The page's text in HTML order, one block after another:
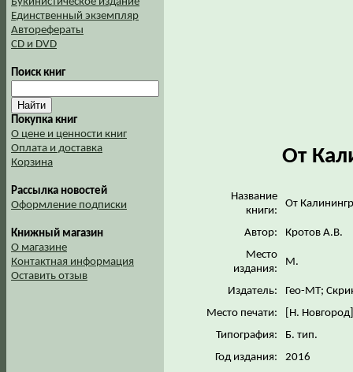
Единственный экземпляр
Авторефераты
CD и DVD
Поиск книг
Покупка книг
О цене и ценности книг
Оплата и доставка
Корзина
Рассылка новостей
Оформление подписки
Книжный магазин
О магазине
Контактная информация
Оставить отзыв
От
Название
книги:
От
Автор:
Кротов А.В.
Место
издания:
М.
Издатель:
Гео-МТ;
Место печати:
[Н.
Типография:
Б. тип.
Год издания:
2016